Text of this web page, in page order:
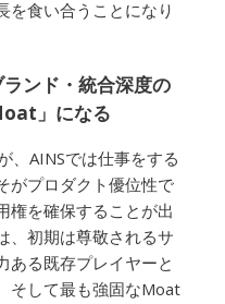
を食い合うことになり
ランド・統合深度の
」になる
、AINSでは仕事をする
がプロダクト優位性で
権を確保することが出
、初期は尊敬されるサ
ある既存プレイヤーと
そして最も強固なMoat